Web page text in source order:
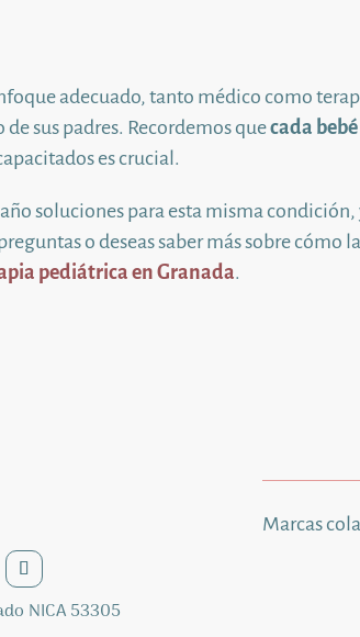
adecuado, tanto médico como
sus padres. Recordemos quecada
es crucial.
soluciones para esta misma
o deseas saber más sobre cómo
pediátrica en Granada.
NICA 53305
Marcas